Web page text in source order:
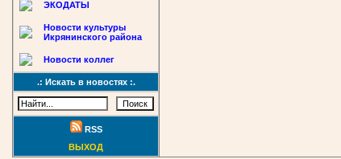
ЭКОДАТЫ
Новости культуры
Икрянинского района
Новости коллег
.: Искать в новостях :.
RSS
ВЫХОД